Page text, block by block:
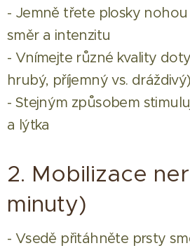
- Jemně třete plosky
směr a intenzitu
- Vnímejte různé kvality
hrubý, příjemný vs. dráždivý)
- Stejným způsobem
a lýtka
2. Mobilizace
minuty)
- Vsedě přitáhněte prsty